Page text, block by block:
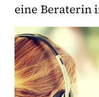
eine Beraterin